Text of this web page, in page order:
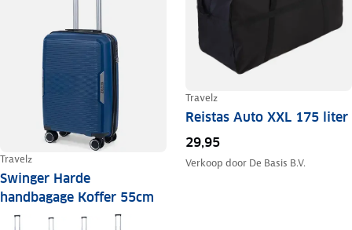
Travelz
Swinger Harde
handbagage Koffer 55cm
Travelz
Reistas Auto XXL 175 liter
29,95
Verkoop door De Basis B.V.